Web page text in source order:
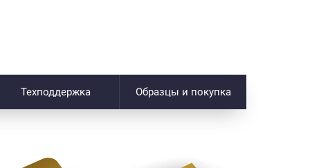
Техподдержка Образцы и покупка